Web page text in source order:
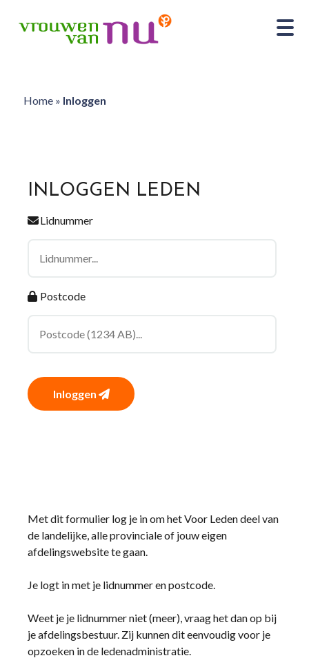
Home» Inloggen
INLOGGEN LEDEN
Lidnummer
Postcode
Inloggen
Met dit formulier log je in om het Voor Leden deel van
de landelijke, alle provinciale of jouw eigen
afdelingswebsite te gaan.
Je logt in met je lidnummer en postcode.
Weet je je lidnummer niet (meer), vraag het dan op bij
je afdelingsbestuur. Zij kunnen dit eenvoudig voor je
opzoeken in de ledenadministratie.